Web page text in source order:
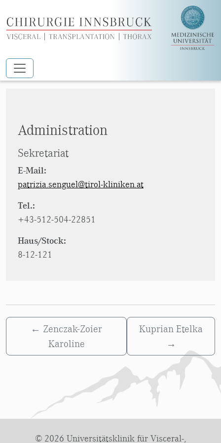
Zum Hauptinhalt springen
Sengül Patrizia
Administration
Sekretariat
E-Mail:
patrizia.senguel@tirol-kliniken.at
Tel.:
+43-512-504-22851
Haus/Stock:
8-12-121
← Zenczak-Zoier
Karoline
Kuprian Etelka
→
© 2026 Universitätsklinik für Visceral-,